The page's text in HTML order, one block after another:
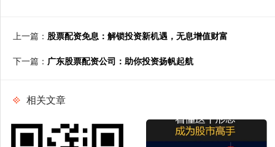
上一篇： 股票配资免息：解锁投资新机遇，无息增值财富
下一篇： 广东股票配资公司：助你投资扬帆起航
相关文章